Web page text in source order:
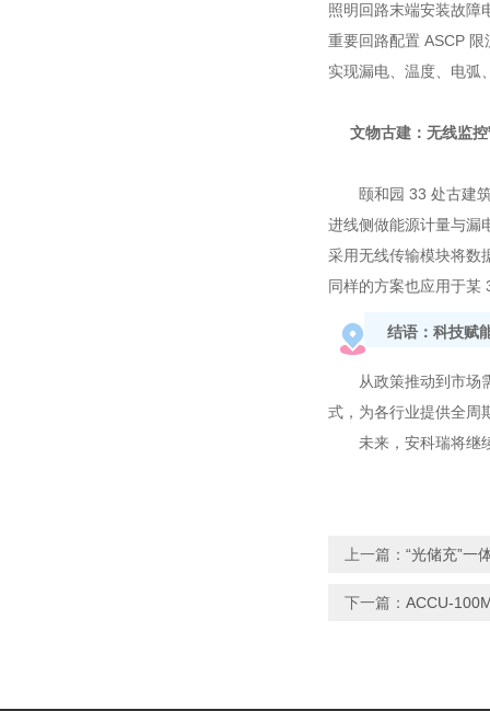
照明回路末端安装故障
重要回路配置 ASCP
实现漏电、温度、电弧
文物古建：无线监
颐和园 33 处古建
进线侧做能源计量与漏
采用无线传输模块将数
同样的方案也应用于某
结语：科技赋
从政策推动到市场
式，为各行业提供全周
未来，安科瑞将继
上一篇： “光储充”一
下一篇： ACCU-